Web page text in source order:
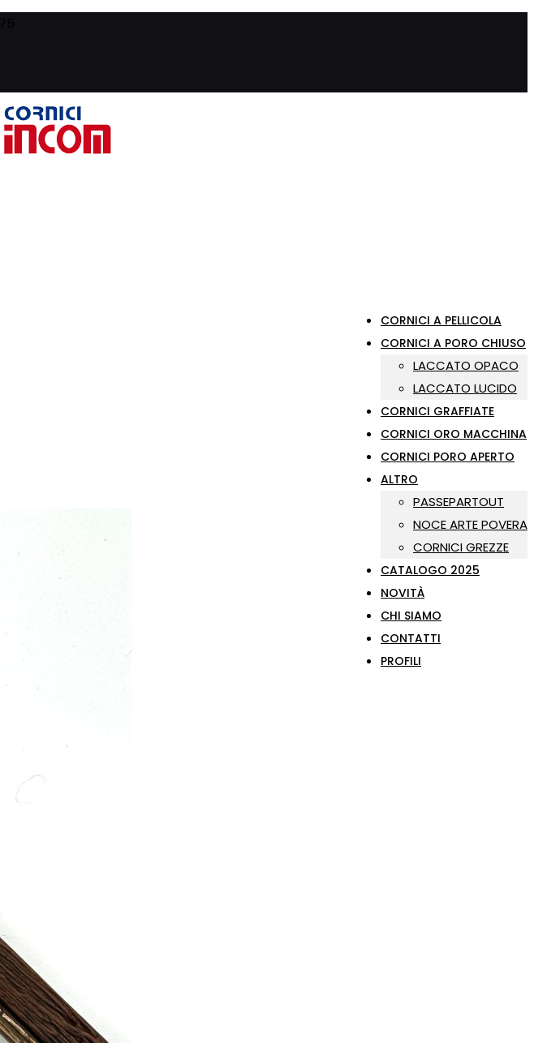
CORNICI A PELLICOLA
CORNICI A PORO CHIUSO
LACCATO OPACO
LACCATO LUCIDO
CORNICI GRAFFIATE
CORNICI ORO MACCHINA
CORNICI PORO APERTO
ALTRO
PASSEPARTOUT
NOCE ARTE POVERA
CORNICI GREZZE
CATALOGO 2025
NOVITÀ
CHI SIAMO
CONTATTI
PROFILI